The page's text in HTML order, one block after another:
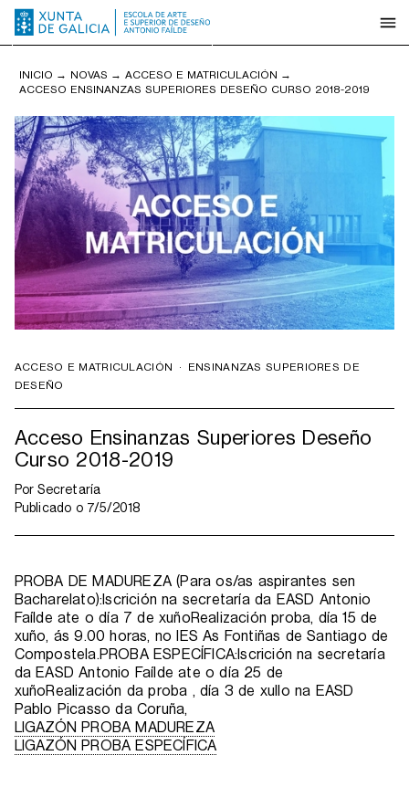
INICIO → NOVAS → ACCESO E MATRICULACIÓN →
ACCESO ENSINANZAS SUPERIORES DESEÑO CURSO 2018-2019
ACCESO E MATRICULACIÓN · ENSINANZAS SUPERIORES DE
DESEÑO
Acceso Ensinanzas Superiores Deseño
Curso 2018-2019
PorSecretaría
Publicado o 7/5/2018
PROBA DE MADUREZA (Para os/as aspirantes sen
Bacharelato):Iscrición na secretaría da EASD Antonio
Faílde ate o día 7 de xuñoRealización proba, día 15 de
xuño, ás 9.00 horas, no IES As Fontiñas de Santiago de
Compostela.PROBA ESPECÍFICA:Iscrición na secretaría
da EASD Antonio Faílde ate o día 25 de
xuñoRealización da proba , día 3 de xullo na EASD
Pablo Picasso da Coruña,
LIGAZÓN PROBA MADUREZA
LIGAZÓN PROBA ESPECÍFICA